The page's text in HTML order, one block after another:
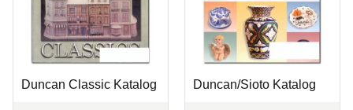
Duncan Classic Katalog Duncan/Sioto Katalog